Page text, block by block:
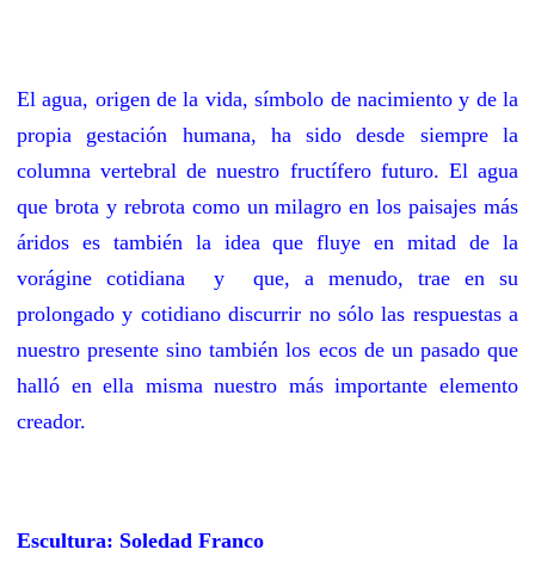
El agua, origen de la vida, símbolo de nacimiento y de la
propia gestación humana, ha sido desde siempre la
columna vertebral de nuestro fructífero futuro. El agua
que brota y rebrota como un milagro en los paisajes más
áridos es también la idea que fluye en mitad de la
vorágine cotidiana y que, a menudo, trae en su
prolongado y cotidiano discurrir no sólo las respuestas a
nuestro presente sino también los ecos de un pasado que
halló en ella misma nuestro más importante elemento
creador.
Escultura: Soledad Franco